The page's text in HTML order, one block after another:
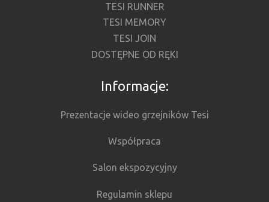
TESI RUNNER
TESI MEMORY
TESI JOIN
DOSTĘPNE OD RĘKI
Informacje:
Prezentacje wideo grzejników Tesi
Współpraca
Salon ekspozycyjny
Regulamin sklepu